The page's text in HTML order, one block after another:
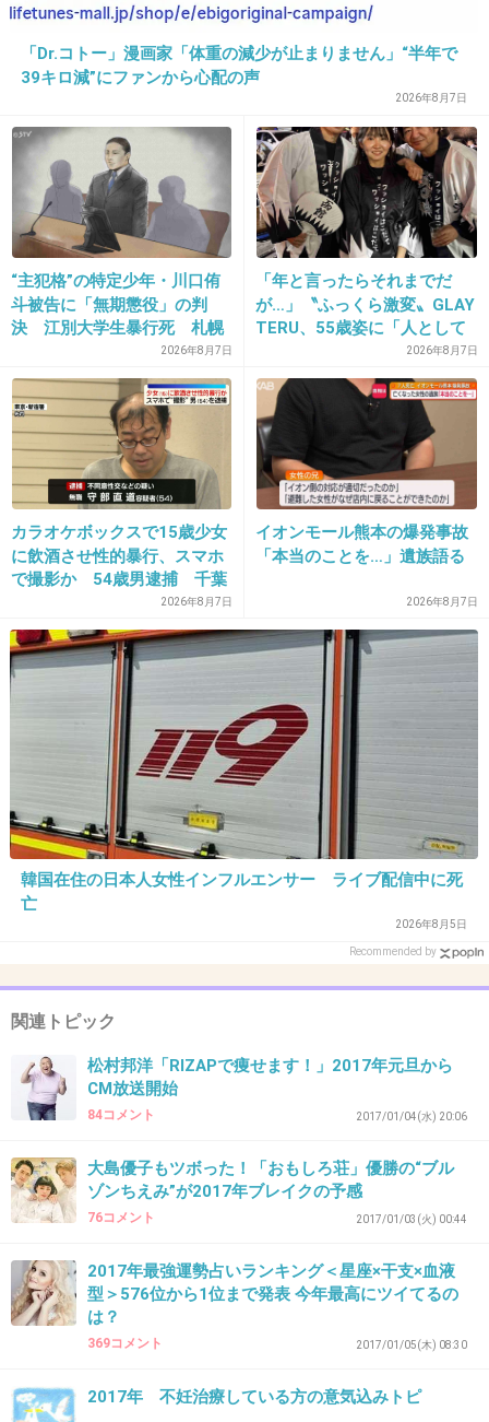
派遣にはありがたい
30. 匿名 2017/01/07(土) 16:07:40
小学生中学生の子供がいるので休みが少ないほ
うがいい
+189 -16
31. 匿名2017/01/07(土) 16:07:50
祝日休みじゃないから嬉しい！
+93 -4
日本は働きすぎだー！
祝日でようやく休みを取れる社畜としては、こ
の祝日の減りようはショックですわ。
+240
33. 匿名2017/01/07(土) 16:08:16
私も関係ない
シフトだし、接客業だから、だいたい仕事だわ
自分のところは振り替え休日があるみたい！
-14
35. 匿名2017/01/07(土) 16:08:46
が少なかったけど今年は沢山休めそう。
36. 匿名 2017/01/07(土) 16:09:04
「Dr.コトー」漫画家「体重の減少が止まりません」“半年で
39キロ減”にファンから心配の声
2026年8月7日
“主犯格”の特定少年・川口侑
斗被告に「無期懲役」の判
決 江別大学生暴行死 札幌
2026年8月7日
「年と言ったらそれまでだ
が…」〝ふっくら激変〟GLAY
TERU、55歳姿に「人として
好きすぎる」「TERUさんに
は見えない」「分からなかっ
た」
2026年8月7日
カラオケボックスで15歳少女
に飲酒させ性的暴行、スマホ
で撮影か 54歳男逮捕 千葉
2026年8月7日
イオンモール熊本の爆発事故
「本当のことを…」遺族語る
2026年8月7日
韓国在住の日本人女性インフルエンサー ライブ配信中に死
亡
2026年8月5日
Recommended by
関連トピック
松村邦洋「RIZAPで痩せます！」2017年元旦から
CM放送開始
84コメント 2017/01/04(水) 20:06
大島優子もツボった！「おもしろ荘」優勝の“ブル
ゾンちえみ”が2017年ブレイクの予感
76コメント 2017/01/03(火) 00:44
2017年最強運勢占いランキング＜星座×干支×血液
型＞576位から1位まで発表 今年最高にツイてるの
は？
369コメント 2017/01/05(木) 08:30
2017年 不妊治療している方の意気込みトピ